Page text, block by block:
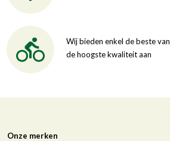
Wij bieden enkel de beste van
de hoogste kwaliteit aan
Onze merken